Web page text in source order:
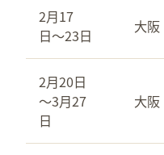
2月17
日〜23日
大阪
2月20日
～3月27
日
大阪